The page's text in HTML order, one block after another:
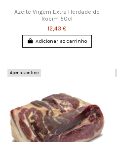
Azeite Virgem Extra Herdade do
Rocim 50cl
12,43 €
Adicionar ao carrinho
Apenas online